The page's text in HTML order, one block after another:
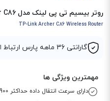
روتر بیسیم تی پی لینک مدل Archer C86
TP-Link Archer C86 Wireless Router
گارانتی 36 ماهه پارس ارتباط افزار
مهمترین ویژگی ها
دارای سرعت انتقال داده حداکثر 1900 مگابیت بر ثانیه